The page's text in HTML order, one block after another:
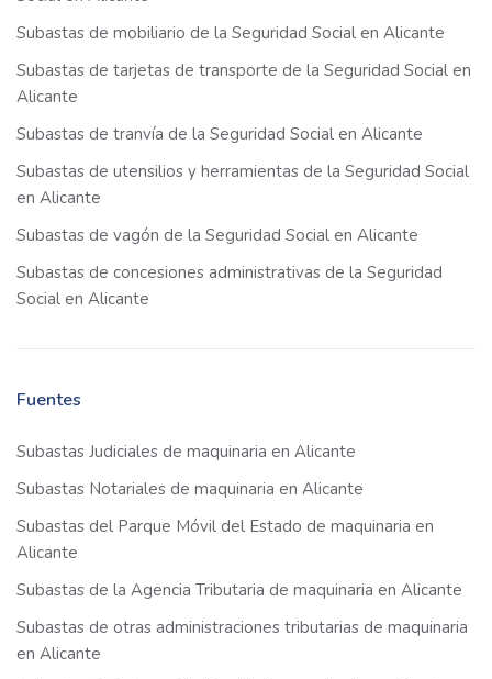
Subastas de mobiliario de la Seguridad Social en Alicante
Subastas de tarjetas de transporte de la Seguridad Social en
Alicante
Subastas de tranvía de la Seguridad Social en Alicante
Subastas de utensilios y herramientas de la Seguridad Social
en Alicante
Subastas de vagón de la Seguridad Social en Alicante
Subastas de concesiones administrativas de la Seguridad
Social en Alicante
Fuentes
Subastas Judiciales de maquinaria en Alicante
Subastas Notariales de maquinaria en Alicante
Subastas del Parque Móvil del Estado de maquinaria en
Alicante
Subastas de la Agencia Tributaria de maquinaria en Alicante
Subastas de otras administraciones tributarias de maquinaria
en Alicante